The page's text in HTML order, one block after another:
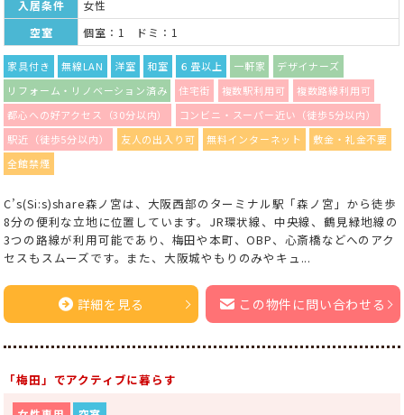
入居条件
女性
空室
個室：1 ドミ：1
家具付き 無線LAN 洋室 和室 ６畳以上 一軒家
デザイナーズ
リフォーム・リノベーション済み
住宅街 複数駅利用可
複数路線利用可
都心への好アクセス（30分以内）
コンビニ・スーパー近い（徒歩5分以内）
駅近（徒歩5分以内）
友人の出入り可 無料インターネット
敷金・礼金不要
全館禁煙
C’s(Si:s)share森ノ宮は、大阪西部のターミナル駅「森ノ宮」から徒歩
8分の便利な立地に位置しています。JR環状線、中央線、鶴見緑地線の
3つの路線が利用可能であり、梅田や本町、OBP、心斎橋などへのアク
セスもスムーズです。また、大阪城やもりのみやキュ...
詳細を見る この物件に問い合わせる
「梅田」でアクティブに暮らす